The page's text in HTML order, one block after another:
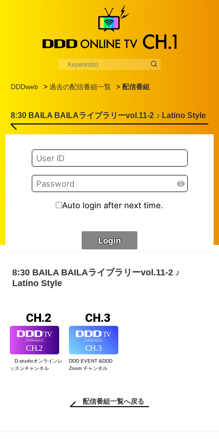
DDDweb >過去の配信番組一覧 > 配信番組
8:30 BAILA BAILAライブラリーvol.11-2 ♪ Latino Style
8:30 BAILA BAILAライブラリーvol.11-2 ♪
Latino Style
CH.2
D.studioオンラインレ
ッスンチャンネル
CH.3
DDD EVENT &DDD
Zoom チャンネル
配信番組一覧へ戻る